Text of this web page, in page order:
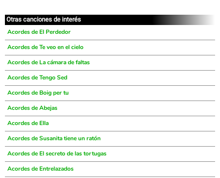
Otras canciones de interés
Acordes de El Perdedor
Acordes de Te veo en el cielo
Acordes de La cámara de faltas
Acordes de Tengo Sed
Acordes de Boig per tu
Acordes de Abejas
Acordes de Ella
Acordes de Susanita tiene un ratón
Acordes de El secreto de las tortugas
Acordes de Entrelazados